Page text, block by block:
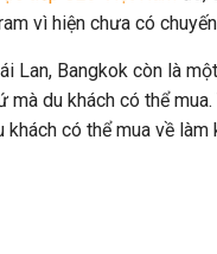
vì hiện chưa có
Lan, Bangkok còn là
mà du khách có thể
khách có thể mua về làm